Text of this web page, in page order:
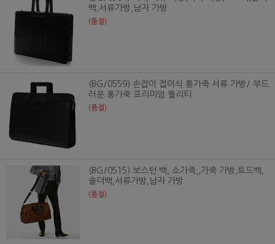
백,서류가방,남자 가방
(품절)
(BG/0559) 손잡이 접이식 통가죽 서류 가방/ 부드
러운 통가죽 프리미엄 퀄리티
(품절)
(BG/0515) 보스턴 백, 소가죽,,가죽 가방,토드백,
숄더백,서류가방,남자 가방
(품절)